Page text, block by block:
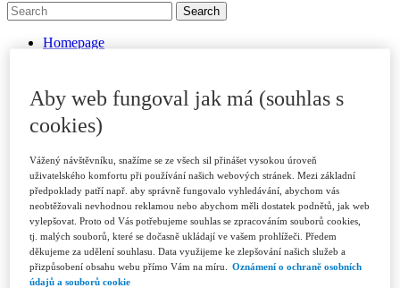
Homepage
For authors
Submitting Papers
Publication Criteria
Sections
Examples of Citations
Peer Review Process
Code of Ethics
Contacts
Licence and Royalty Terms and Conditions
Editorial board
Contacts
Subscription
Aby web fungoval jak má (souhlas s
cookies)
Vážený návštěvníku, snažíme se ze všech sil přinášet vysokou úroveň
uživatelského komfortu při používání našich webových stránek. Mezi základní
předpoklady patří např. aby správně fungovalo vyhledávání, abychom vás
neobtěžovali nevhodnou reklamou nebo abychom měli dostatek podnětů, jak web
vylepšovat. Proto od Vás potřebujeme souhlas se zpracováním souborů cookies,
tj. malých souborů, které se dočasně ukládají ve vašem prohlížeči. Předem
děkujeme za udělení souhlasu. Data využijeme ke zlepšování našich služeb a
přizpůsobení obsahu webu přímo Vám na míru.
Oznámení o ochraně osobních
údajů a souborů cookie